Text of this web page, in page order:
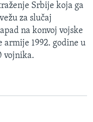
Srbije koja ga
za slučaj
na konvoj vojske
armije 1992. godine u
vojnika.